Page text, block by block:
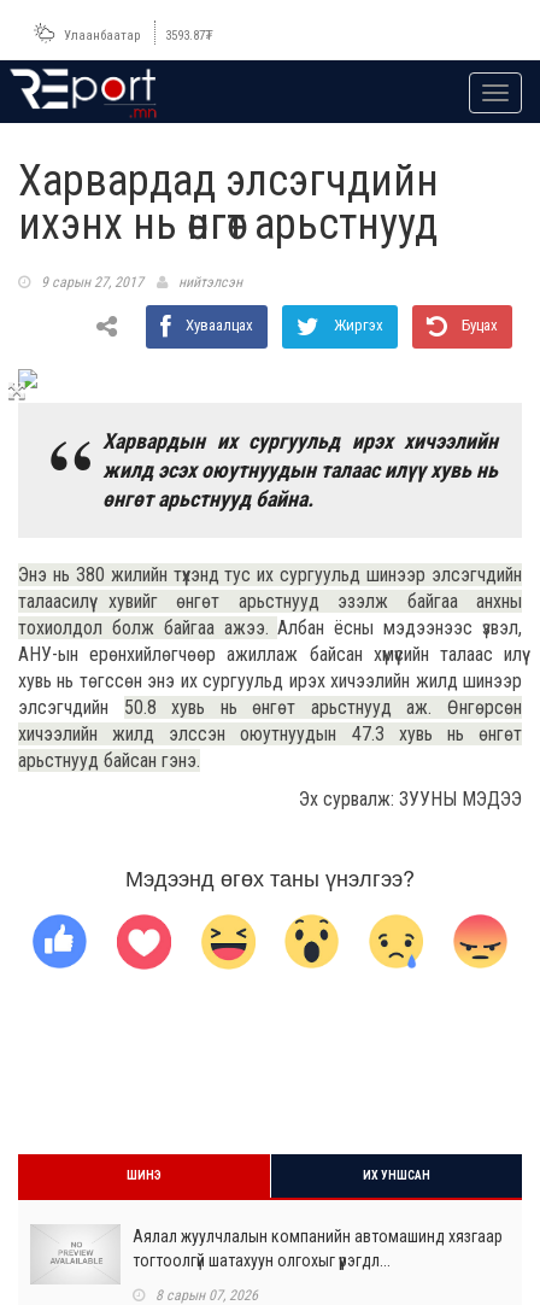
Улаанбаатар 3593.87₮
Харвардад элсэгчдийн
ихэнх нь өнгөт арьстнууд
9 сарын 27, 2017 нийтэлсэн
Хуваалцах Жиргэх Буцах
Харвардын их сургуульд ирэх хичээлийн
жилд эсэх оюутнуудын талаас илүү хувь нь
өнгөт арьстнууд байна.
Энэ нь 380 жилийн түүхэнд тус их сургуульд шинээр элсэгчдийн
талаасилүү хувийг өнгөт арьстнууд эзэлж байгаа анхны
тохиолдол болж байгаа ажээ.Албан ёсны мэдээнээс үзвэл,
АНУ-ын ерөнхийлөгчөөр ажиллаж байсан хүмүүсийн талаас илүү
хувь нь төгссөн энэ их сургуульд ирэх хичээлийн жилд шинээр
элсэгчдийн 50.8 хувь нь өнгөт арьстнууд аж. Өнгөрсөн
хичээлийн жилд элссэн оюутнуудын 47.3 хувь нь өнгөт
арьстнууд байсан гэнэ.
Эх сурвалж: ЗУУНЫ МЭДЭЭ
Мэдээнд өгөх таны үнэлгээ?
ШИНЭ ИХ УНШСАН
Аялал жуулчлалын компанийн автомашинд хязгаар
тогтоолгүй шатахуун олгохыг үүрэгдл...
8 сарын 07, 2026